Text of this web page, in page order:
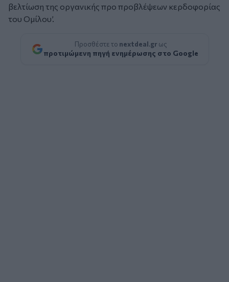
βελτίωση της οργανικής προ προβλέψεων κερδοφορίας
του Ομίλου’.
Προσθέστε το nextdeal.gr ως
προτιμώμενη πηγή ενημέρωσης στο Google